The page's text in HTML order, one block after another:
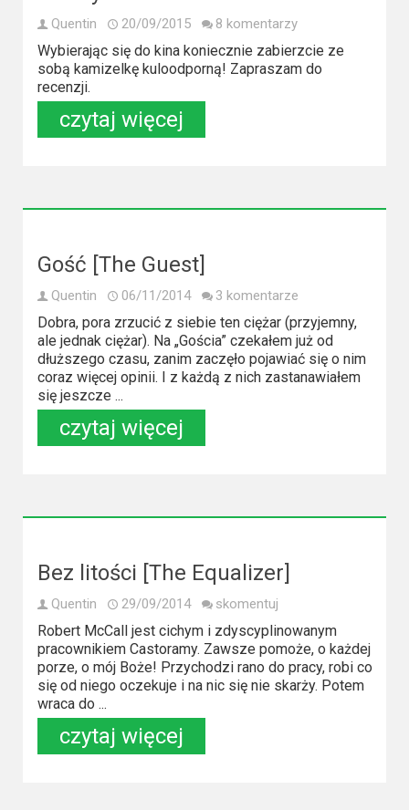
Quentin 20/09/2015 8 komentarzy
Wybierając się do kina koniecznie zabierzcie ze
sobą kamizelkę kuloodporną! Zapraszam do
recenzji.
czytaj więcej
Gość [The Guest]
Quentin 06/11/2014 3 komentarze
Dobra, pora zrzucić z siebie ten ciężar (przyjemny,
ale jednak ciężar). Na „Gościa” czekałem już od
dłuższego czasu, zanim zaczęło pojawiać się o nim
coraz więcej opinii. I z każdą z nich zastanawiałem
się jeszcze ...
czytaj więcej
Bez litości [The Equalizer]
Quentin 29/09/2014 skomentuj
Robert McCall jest cichym i zdyscyplinowanym
pracownikiem Castoramy. Zawsze pomoże, o każdej
porze, o mój Boże! Przychodzi rano do pracy, robi co
się od niego oczekuje i na nic się nie skarży. Potem
wraca do ...
czytaj więcej